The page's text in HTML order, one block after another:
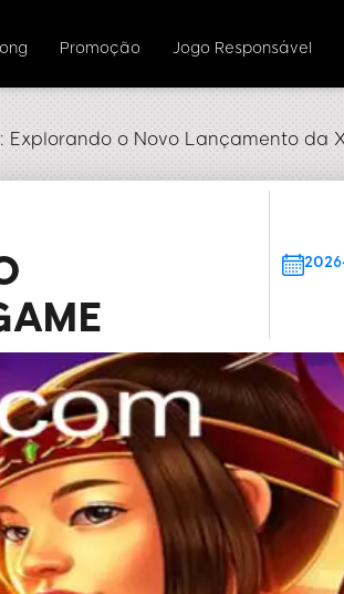
Promoção Jogo Responsável
Explorando o Novo Lançamento da